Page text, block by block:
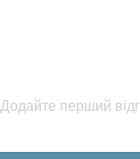
Додайте перший